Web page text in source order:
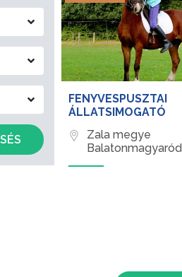
FENYVESPUSZTAI
ÁLLATSIMOGATÓ
Zala megye
Balatonmagyaród